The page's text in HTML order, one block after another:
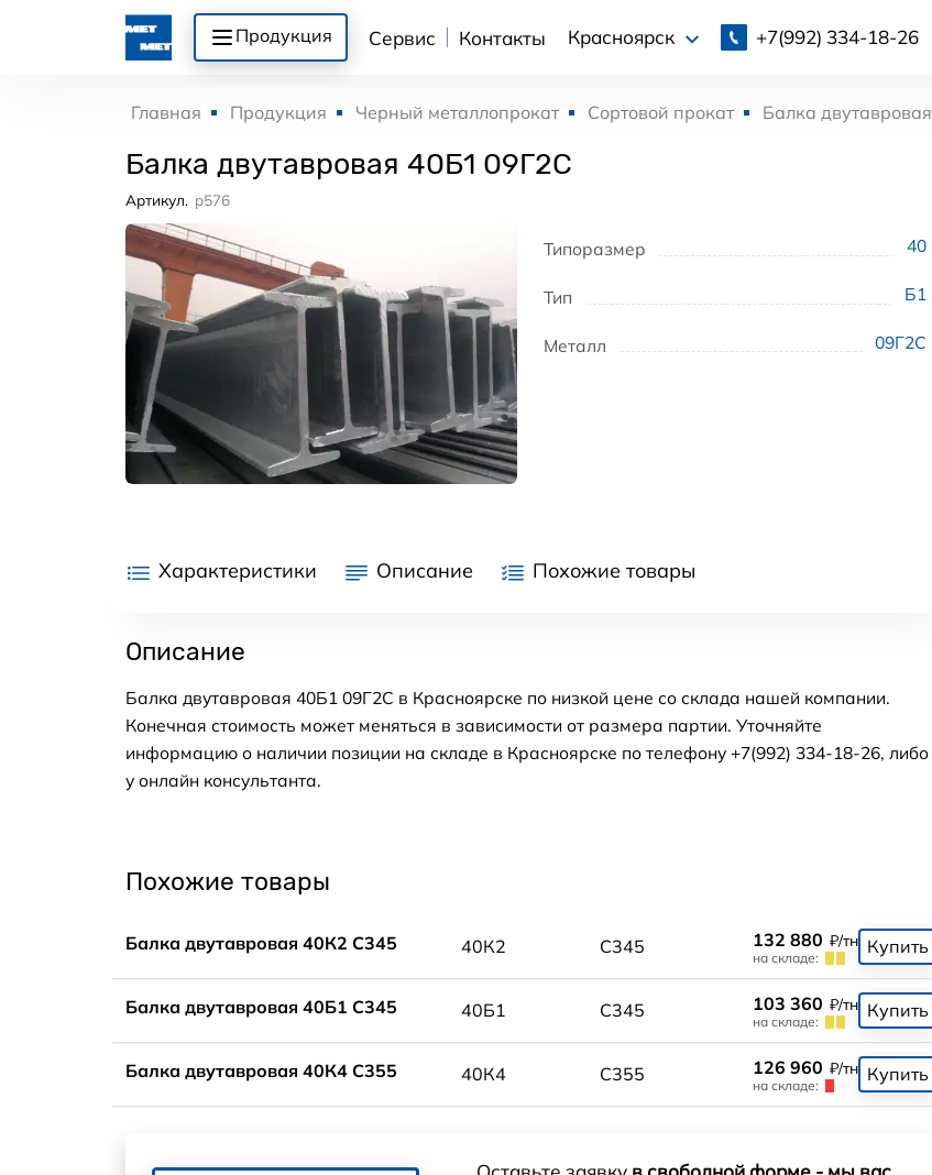
Продукция Сервис Контакты Красноярск +7(992) 334-18-26
Главная Продукция Черный металлопрокат Сортовой прокат Балка двутавровая
Балка двутавровая 40Б1 09Г2С
Артикул. p576
Типоразмер 40
Тип Б1
Металл 09Г2С
Характеристики Описание Похожие товары
Описание
Балка двутавровая 40Б1 09Г2С в Красноярске по низкой цене со склада нашей компании.
Конечная стоимость может меняться в зависимости от размера партии. Уточняйте
информацию о наличии позиции на складе в Красноярске по телефону +7(992) 334-18-26, либо
у онлайн консультанта.
Похожие товары
Балка двутавровая 40К2 С345 40К2 С345 132 880 ₽/тн
на складе:
Купить
Балка двутавровая 40Б1 С345 40Б1 С345 103 360 ₽/тн
на складе:
Купить
Балка двутавровая 40К4 С355 40К4 С355 126 960 ₽/тн
на складе:
Купить